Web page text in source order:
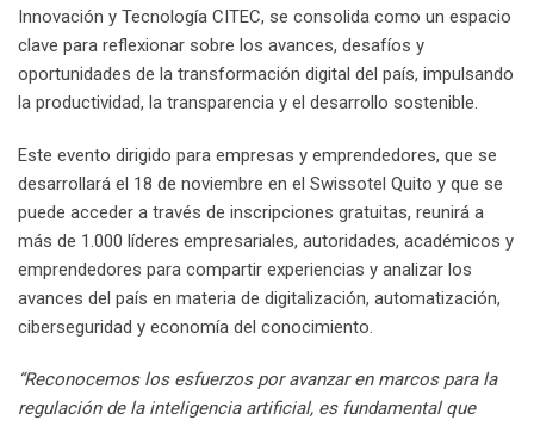
Innovación y Tecnología CITEC, se consolida como un espacio
clave para reflexionar sobre los avances, desafíos y
oportunidades de la transformación digital del país, impulsando
la productividad, la transparencia y el desarrollo sostenible.
Este evento dirigido para empresas y emprendedores, que se
desarrollará el 18 de noviembre en el Swissotel Quito y que se
puede acceder a través de inscripciones gratuitas, reunirá a
más de 1.000 líderes empresariales, autoridades, académicos y
emprendedores para compartir experiencias y analizar los
avances del país en materia de digitalización, automatización,
ciberseguridad y economía del conocimiento.
“Reconocemos los esfuerzos por avanzar en marcos para la
regulación de la inteligencia artificial, es fundamental que